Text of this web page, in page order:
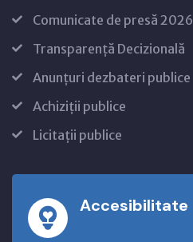
Comunicate de presă 2026
Transparență Decizională
Anunțuri dezbateri publice
Achiziții publice
Licitații publice
Accesibilitate